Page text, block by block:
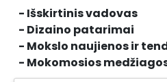
- Išskirtinis vadovas
- Dizaino patarimai
- Mokslo naujienos ir
- Mokomosios